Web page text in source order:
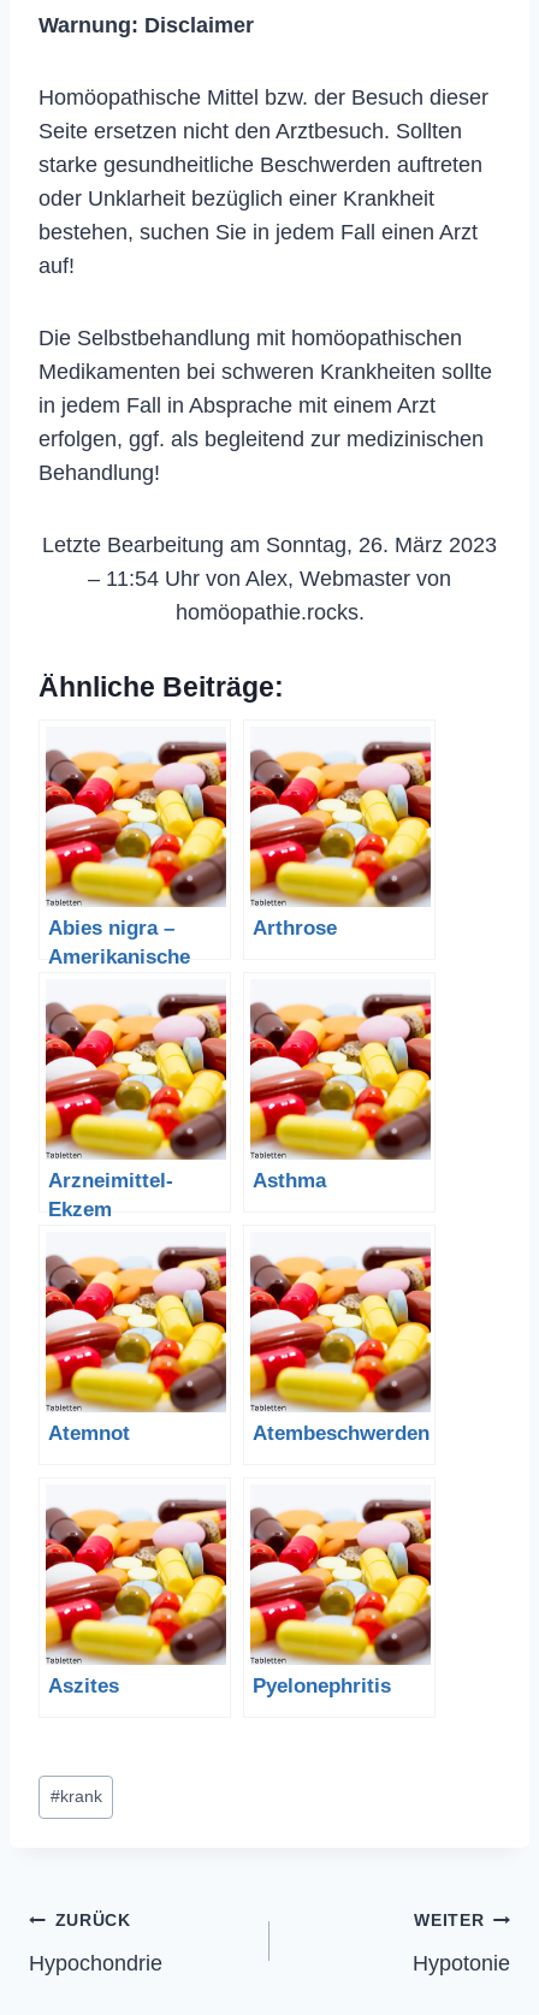
Warnung: Disclaimer
Homöopathische Mittel bzw. der Besuch dieser
Seite ersetzen nicht den Arztbesuch. Sollten
starke gesundheitliche Beschwerden auftreten
oder Unklarheit bezüglich einer Krankheit
bestehen, suchen Sie in jedem Fall einen Arzt
auf!
Die Selbstbehandlung mit homöopathischen
Medikamenten bei schweren Krankheiten sollte
in jedem Fall in Absprache mit einem Arzt
erfolgen, ggf. als begleitend zur medizinischen
Behandlung!
Letzte Bearbeitung am Sonntag, 26. März 2023
– 11:54 Uhr von Alex, Webmaster von
homöopathie.rocks.
Ähnliche Beiträge:
Abies nigra –
Amerikanische
Arthrose
Arzneimittel-
Ekzem
Asthma
Atemnot Atembeschwerden
Aszites Pyelonephritis
Schlagworte:
#krank
Beitragsnavigation
ZURÜCK
Hypochondrie
WEITER
Hypotonie